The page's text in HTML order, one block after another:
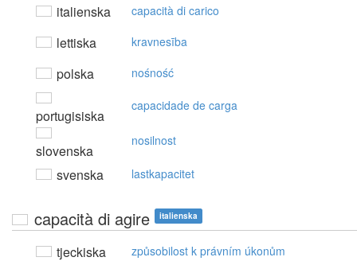
italienska capacità di carico
lettiska kravnesība
polska nośność
portugisiska
capacidade de carga
slovenska
nosilnost
svenska lastkapacitet
capacità di agire italienska
tjeckiska způsobilost k právním úkonům